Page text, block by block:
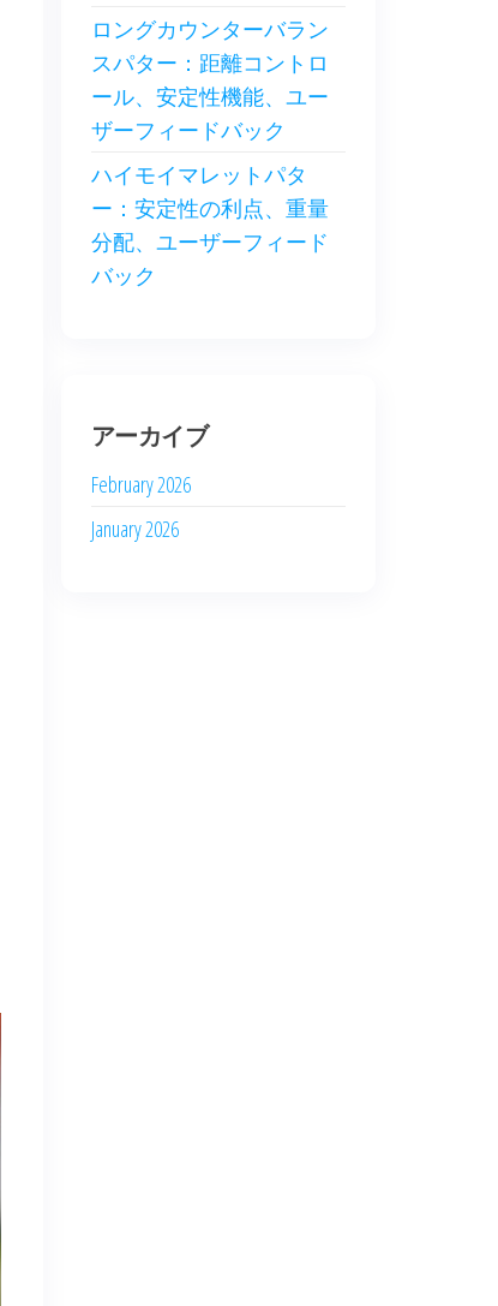
ロングカウンターバラン
スパター：距離コントロ
ール、安定性機能、ユー
ザーフィードバック
ハイモイマレットパタ
ー：安定性の利点、重量
分配、ユーザーフィード
バック
アーカイブ
February 2026
January 2026